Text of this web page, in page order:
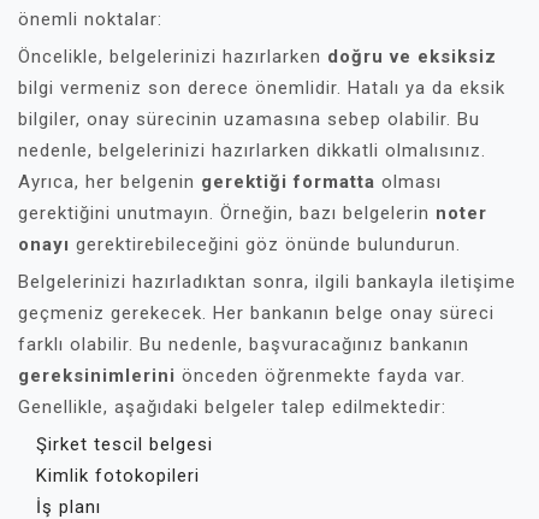
önemli noktalar:
Öncelikle, belgelerinizi hazırlarken doğru ve eksiksiz
bilgi vermeniz son derece önemlidir. Hatalı ya da eksik
bilgiler, onay sürecinin uzamasına sebep olabilir. Bu
nedenle, belgelerinizi hazırlarken dikkatli olmalısınız.
Ayrıca, her belgenin gerektiği formatta olması
gerektiğini unutmayın. Örneğin, bazı belgelerin noter
onayı gerektirebileceğini göz önünde bulundurun.
Belgelerinizi hazırladıktan sonra, ilgili bankayla iletişime
geçmeniz gerekecek. Her bankanın belge onay süreci
farklı olabilir. Bu nedenle, başvuracağınız bankanın
gereksinimlerini önceden öğrenmekte fayda var.
Genellikle, aşağıdaki belgeler talep edilmektedir:
Şirket tescil belgesi
Kimlik fotokopileri
İş planı